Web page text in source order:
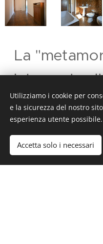
La
intervento di
HOME
Utilizziamo i cookie per
e la sicurezza del nostro
esperienza utente possibile.
Accetta solo i necessari